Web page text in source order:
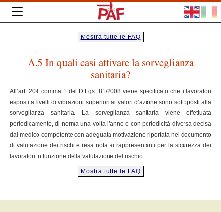
Mostra tutte le FAQ
A.5 In quali casi attivare la sorveglianza
sanitaria?
All’art. 204 comma 1 del D.Lgs. 81/2008 viene specificato che i lavoratori
esposti a livelli di vibrazioni superiori ai valori d’azione sono sottoposti alla
sorveglianza sanitaria. La sorveglianza sanitaria viene effettuata
periodicamente, di norma una volta l’anno o con periodicità diversa decisa
dal medico competente con adeguata motivazione riportata nel documento
di valutazione dei rischi e resa nota ai rappresentanti per la sicurezza dei
lavoratori in funzione della valutazione del rischio.
Mostra tutte le FAQ